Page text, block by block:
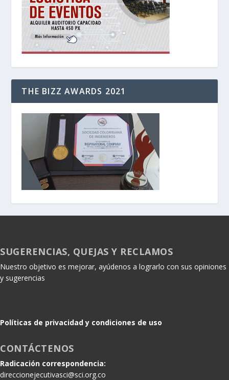
THE BIZZ AWARDS 2021
SUGERENCIAS, QUEJAS Y RECLAMOS
Nuestro objetivo es mejorar, ayúdenos a lograrlo con sus opiniones
y sugerencias
Políticas de privacidad y condiciones de uso
CONTÁCTENOS
Radicación correspondencia:
direccionejecutivasci@sci.org.co